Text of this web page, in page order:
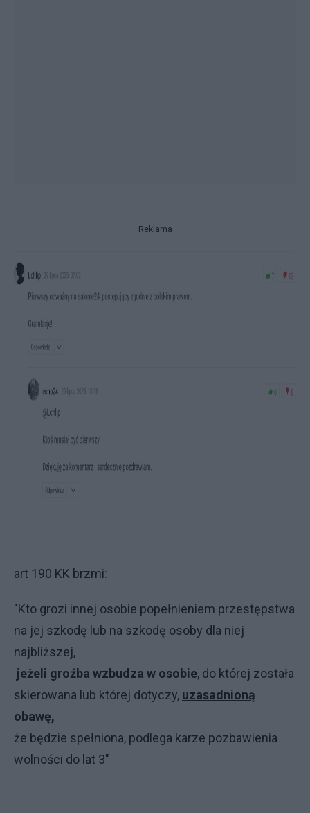
Reklama
art 190 KK brzmi:
"Kto grozi innej osobie popełnieniem przestępstwa
na jej szkodę lub na szkodę osoby dla niej
najbliższej,
jeżeli groźba wzbudza w osobie, do której została
skierowana lub której dotyczy, uzasadnioną
obawę,
że będzie spełniona, podlega karze pozbawienia
wolności do lat 3"